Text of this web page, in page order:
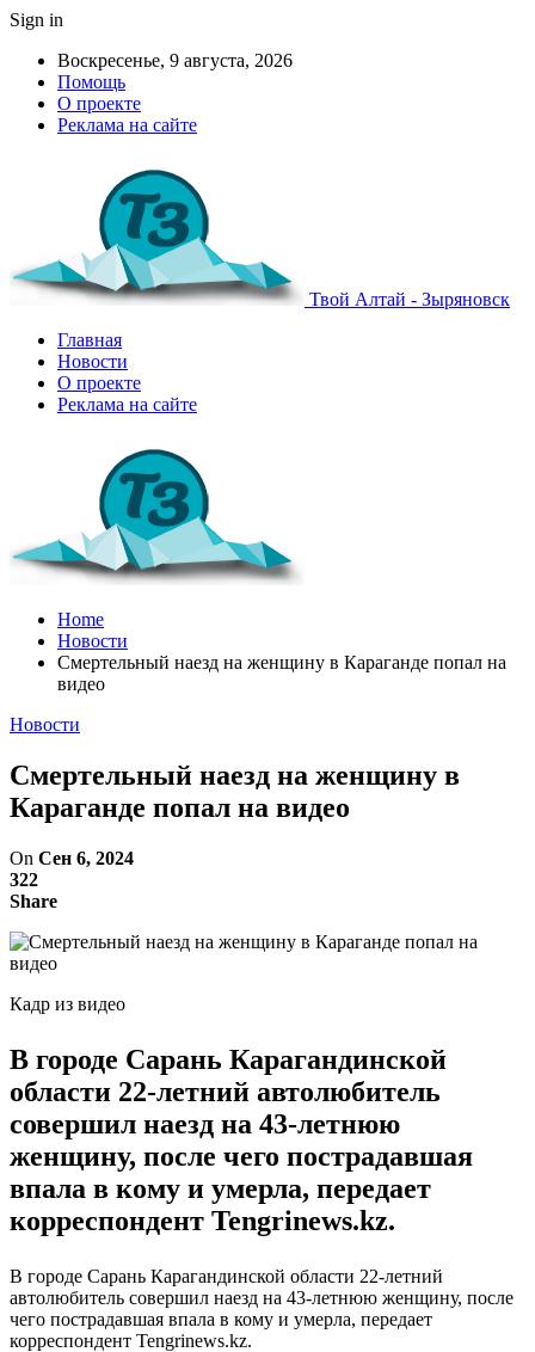
Sign in
Воскресенье, 9 августа, 2026
Помощь
О проекте
Реклама на сайте
Твой Алтай - Зыряновск
Главная
Новости
О проекте
Реклама на сайте
Home
Новости
Смертельный наезд на женщину в Караганде попал на
видео
Новости
Смертельный наезд на женщину в
Караганде попал на видео
On Сен 6, 2024
322
Share
Кадр из видео
В городе Сарань Карагандинской
области 22-летний автолюбитель
совершил наезд на 43-летнюю
женщину, после чего пострадавшая
впала в кому и умерла, передает
корреспондент Tengrinews.kz.
В городе Сарань Карагандинской области 22-летний
автолюбитель совершил наезд на 43-летнюю женщину, после
чего пострадавшая впала в кому и умерла, передает
корреспондент Tengrinews.kz.